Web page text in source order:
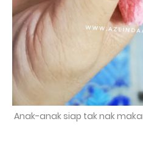
Anak-anak siap tak nak